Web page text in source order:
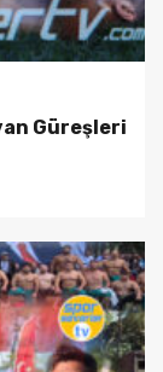
Güreşleri